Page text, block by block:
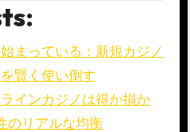
まっている：新規カジノ
賢く使い倒す
インカジノは得か損か
のリアルな均衡